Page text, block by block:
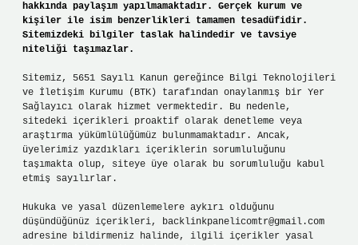
hakkında paylaşım yapılmamaktadır. Gerçek kurum ve
kişiler ile isim benzerlikleri tamamen tesadüfidir.
Sitemizdeki bilgiler taslak halindedir ve tavsiye
niteliği taşımazlar.
Sitemiz, 5651 Sayılı Kanun gereğince Bilgi Teknolojileri
ve İletişim Kurumu (BTK) tarafından onaylanmış bir Yer
Sağlayıcı olarak hizmet vermektedir. Bu nedenle,
sitedeki içerikleri proaktif olarak denetleme veya
araştırma yükümlülüğümüz bulunmamaktadır. Ancak,
üyelerimiz yazdıkları içeriklerin sorumluluğunu
taşımakta olup, siteye üye olarak bu sorumluluğu kabul
etmiş sayılırlar.
Hukuka ve yasal düzenlemelere aykırı olduğunu
düşündüğünüz içerikleri, backlinkpanelicomtr@gmail.com
adresine bildirmeniz halinde, ilgili içerikler yasal